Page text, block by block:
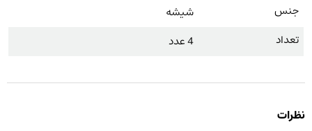
جنس
شیشه
تعداد
4 عدد
نظرات